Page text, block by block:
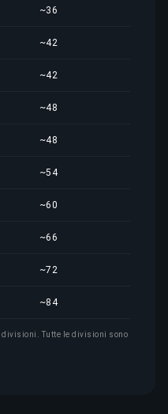
~36
~42
~42
~48
~48
~54
~60
~66
~72
~84
Tutte le divisioni sono